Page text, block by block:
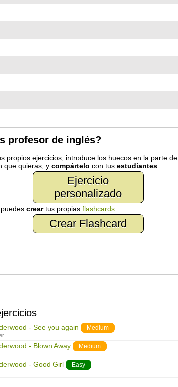
profesor de inglés?
propios ejercicios, introduce los huecos en la parte de
que quieras, y compártelo con tus estudiantes
Ejercicio
personalizado
creartus propias flashcards
Crear Flashcard
- See you again Medium
- Blown Away Medium
- Good Girl Easy